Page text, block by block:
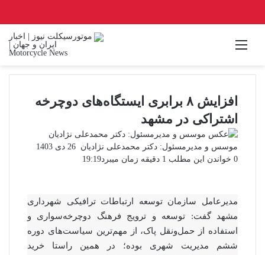
منو
افزایش ۸ برابری ایستگاه‌های دوچرخه
اشتراکی در مشهد
موسس و مدیرمسئول: دکتر محمدعلی نژادیان ارسال 26 دی 1403
19:19
0 خواندن این مطلب 1 دقیقه زمان میبرد
مدیرعامل سازمان توسعه ارتباطات ترافیکی شهرداری
مشهد گفت: توسعه و ترویج فرهنگ دوچرخه‌سواری و
استفاده از حمل‌ونقل پاک، از مهم‌ترین سیاست‌های دوره
ششم مدیریت شهری بوده؛ در همین راستا خرید